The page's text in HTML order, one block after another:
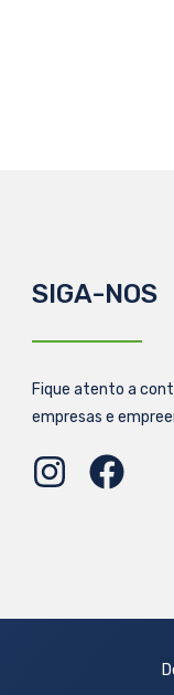
SIGA-NOS
Fique atento a
empresas e